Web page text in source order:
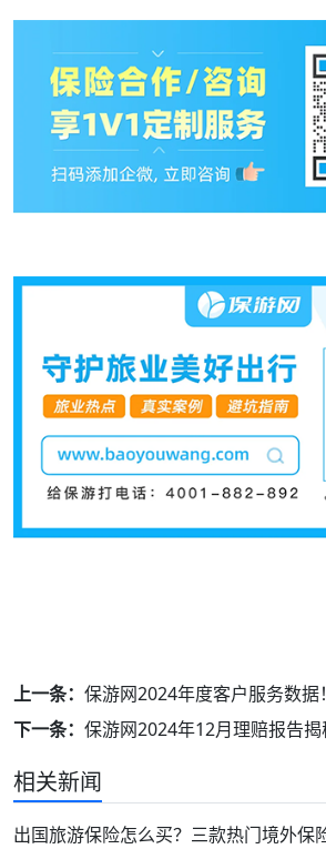
上一条： 保游网2024年度客户服务数据！365天7*24
下一条： 保游网2024年12月理赔报告揭秘！
相关新闻